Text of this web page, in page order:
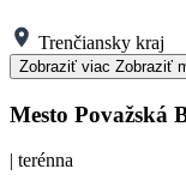
Trenčiansky kraj
Zobraziť viac Zobraziť
Mesto Považská
| terénna